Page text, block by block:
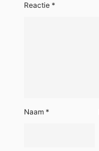
Reactie *
Naam *